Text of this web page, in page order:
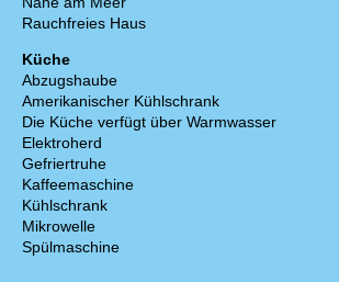
Rauchfreies Haus
Küche
Abzugshaube
Amerikanischer Kühlschrank
Die Küche verfügt über Warmwasser
Elektroherd
Gefriertruhe
Kaffeemaschine
Kühlschrank
Mikrowelle
Spülmaschine